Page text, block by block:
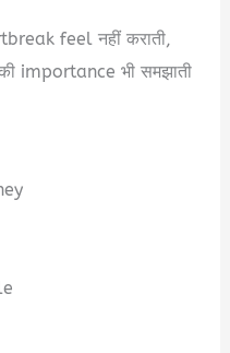
feel नहीं कराती,
importance भी समझाती